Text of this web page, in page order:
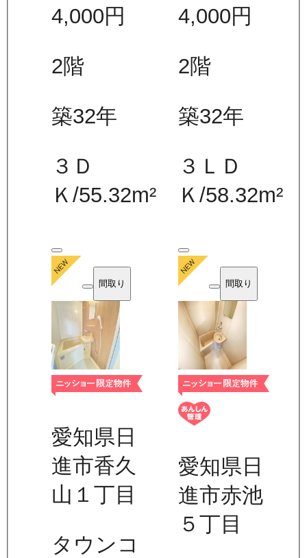
4,000円
2階
築32年
３Ｄ
Ｋ/55.32m²
4,000円
2階
築32年
３ＬＤ
Ｋ /58.32m²
間取り
愛知県日
進市香久
山１丁目
タウンコ
間取り
愛知県日
進市赤池
５丁目